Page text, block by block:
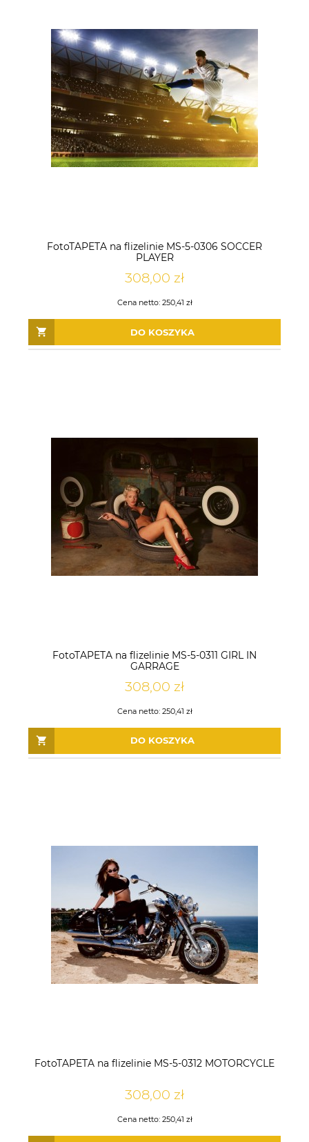
FotoTAPETA na flizelinie MS-5-0306 SOCCER
PLAYER
308,00 zł
Cena netto: 250,41 zł
DO KOSZYKA
FotoTAPETA na flizelinie MS-5-0311 GIRL IN
GARRAGE
308,00 zł
Cena netto: 250,41 zł
DO KOSZYKA
FotoTAPETA na flizelinie MS-5-0312 MOTORCYCLE
308,00 zł
Cena netto: 250,41 zł